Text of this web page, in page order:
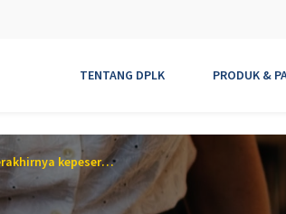
TENTANG DPLK PRODUK &
Kapan mulai dan berakhirnya kepesertaan DPLK AXA Mandiri?